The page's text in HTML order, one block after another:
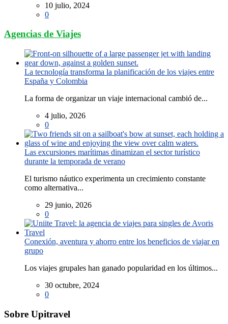
10 julio, 2024
0
Agencias de Viajes
La tecnología transforma la planificación de los viajes entre
España y Colombia
La forma de organizar un viaje internacional cambió de...
4 julio, 2026
0
Las excursiones marítimas dinamizan el sector turístico
durante la temporada de verano
El turismo náutico experimenta un crecimiento constante
como alternativa...
29 junio, 2026
0
Conexión, aventura y ahorro entre los beneficios de viajar en
grupo
Los viajes grupales han ganado popularidad en los últimos...
30 octubre, 2024
0
Sobre Upitravel